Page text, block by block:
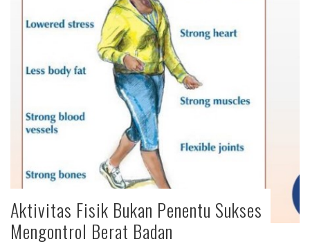
Aktivitas Fisik Bukan Penentu Sukses
Mengontrol Berat Badan